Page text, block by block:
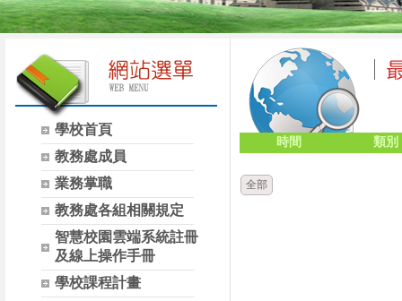
學校首頁
教務處成員
業務掌職
教務處各組相關規定
智慧校園雲端系統註冊
及線上操作手冊
學校課程計畫
時間 類別
全部